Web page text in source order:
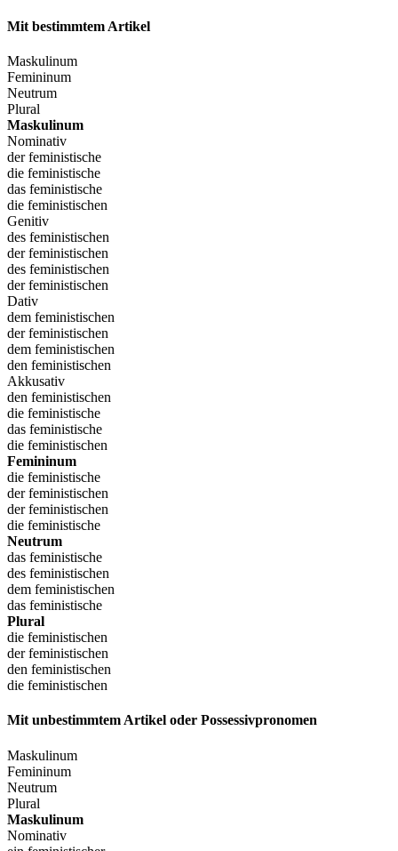
Mit bestimmtem Artikel
Maskulinum
Femininum
Neutrum
Plural
Maskulinum
Nominativ
der feministische
die feministische
das feministische
die feministischen
Genitiv
des feministischen
der feministischen
des feministischen
der feministischen
Dativ
dem feministischen
der feministischen
dem feministischen
den feministischen
Akkusativ
den feministischen
die feministische
das feministische
die feministischen
Femininum
die feministische
der feministischen
der feministischen
die feministische
Neutrum
das feministische
des feministischen
dem feministischen
das feministische
Plural
die feministischen
der feministischen
den feministischen
die feministischen
Mit unbestimmtem Artikel oder Possessivpronomen
Maskulinum
Femininum
Neutrum
Plural
Maskulinum
Nominativ